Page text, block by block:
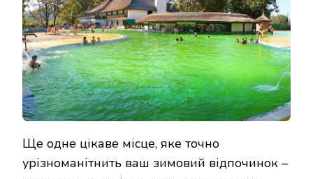
Ще одне цікаве місце, яке точно
урізноманітнить ваш зимовий відпочинок –